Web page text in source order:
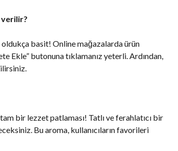
verilir?
basit! Online mağazalarda ürün
Ekle” butonuna tıklamanız yeterli. Ardından,
bir lezzet patlaması! Tatlı ve ferahlatıcı bir
Bu aroma, kullanıcıların favorileri